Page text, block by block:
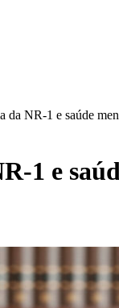
da NR-1 e saúde
1 e